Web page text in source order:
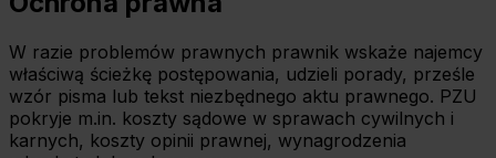
celu
wybierz czarny przycisk znajdujący się w lewym dolnym
rogu na każdej z naszych podstron.
W razie problemów prawnych prawnik wskaże najemcy
właściwą ścieżkę postępowania, udzieli porady, prześle
wzór pisma lub tekst niezbędnego aktu prawnego. PZU
pokryje m.in. koszty sądowe w sprawach cywilnych i
karnych, koszty opinii prawnej, wynagrodzenia